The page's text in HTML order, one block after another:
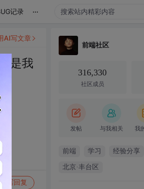
记录 ...
是我
写回复
AI写文章
前端社区
316,330
社区成员
发帖 与我相关 我
前端 学习 经验分享
北京·丰台区